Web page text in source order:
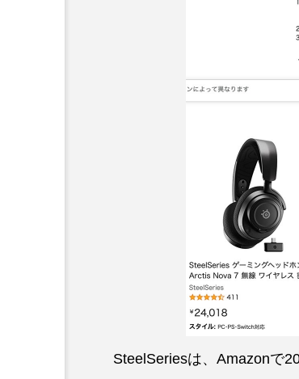
SteelSeriesは、Amazonで